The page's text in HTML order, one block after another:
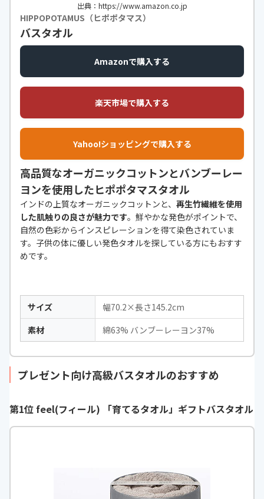
出典：https://www.amazon.co.jp
HIPPOPOTAMUS（ヒポポタマス）
バスタオル
Amazonで購入する
楽天市場で購入する
Yahoo!ショッピングで購入する
高品質なオーガニックコットンとバンブーレー
ヨンを使用したヒポポタマスタオル
インドの上質なオーガニックコットンと、 再生竹繊維を使用
した肌触りの良さが魅力です。鮮やかな発色がポイントで、
自然の色彩からインスピレーションを得て染色されていま
す。子供の体に優しい発色タオルを探している方にもおすす
めです。
サイズ
幅70.2×長さ145.2cm
素材
綿63% バンブーレーヨン37%
プレゼント向け高級バスタオルのおすすめ
第1位 feel(フィール) 「育てるタオル」ギフトバスタオル